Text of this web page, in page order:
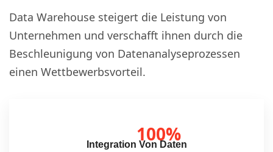
Data Warehouse steigert die Leistung von
Unternehmen und verschafft ihnen durch die
Beschleunigung von Datenanalyseprozessen
einen Wettbewerbsvorteil.
100%
Integration Von Daten